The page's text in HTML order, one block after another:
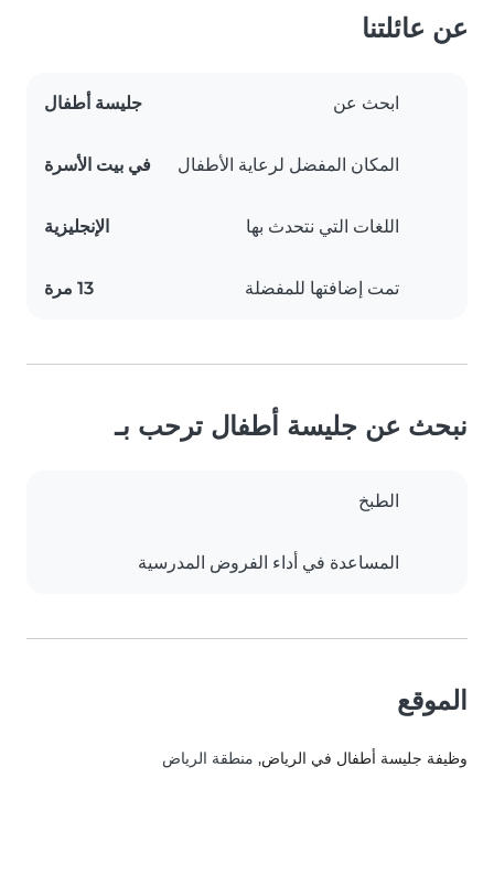
عن عائلتنا
ابحث عن جليسة أطفال
المكان المفضل لرعاية الأطفال في بيت الأسرة
اللغات التي نتحدث بها الإنجليزية
تمت إضافتها للمفضلة 13 مرة
نبحث عن جليسة أطفال ترحب بـ
الطبخ
المساعدة في أداء الفروض المدرسية
الموقع
وظيفة جليسة أطفال في الرياض, منطقة الرياض‎